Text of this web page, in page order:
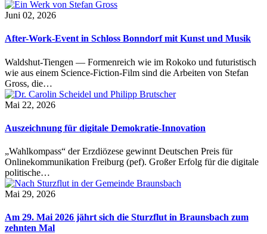
Juni 02, 2026
After-Work-Event in Schloss Bonndorf mit Kunst und Musik
Waldshut-Tiengen — Formenreich wie im Rokoko und futuristisch
wie aus einem Science-Fiction-Film sind die Arbeiten von Stefan
Gross, die…
Mai 22, 2026
Auszeichnung für digitale Demokratie-Innovation
„Wahlkompass“ der Erzdiözese gewinnt Deutschen Preis für
Onlinekommunikation Freiburg (pef). Großer Erfolg für die digitale
politische…
Mai 29, 2026
Am 29. Mai 2026 jährt sich die Sturzflut in Braunsbach zum
zehnten Mal